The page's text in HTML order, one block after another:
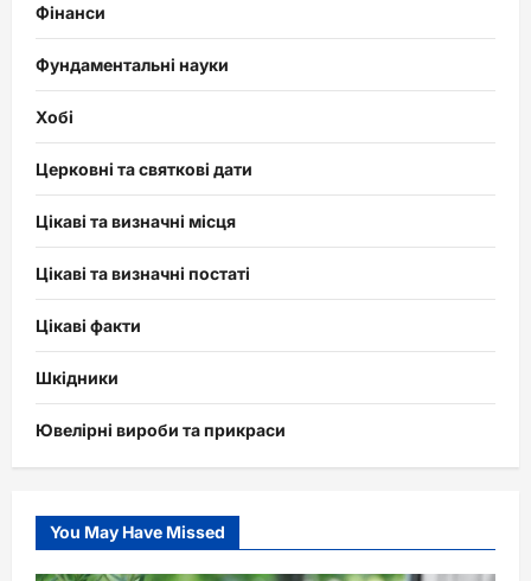
Фінанси
Фундаментальні науки
Хобі
Церковні та святкові дати
Цікаві та визначні місця
Цікаві та визначні постаті
Цікаві факти
Шкідники
Ювелірні вироби та прикраси
You May Have Missed